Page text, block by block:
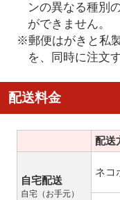
ンの異なる種別
ができません。
※郵便はがきと私
を、同時に注文
配送料金
配送
自宅配送
自宅（お手元）
ネコ